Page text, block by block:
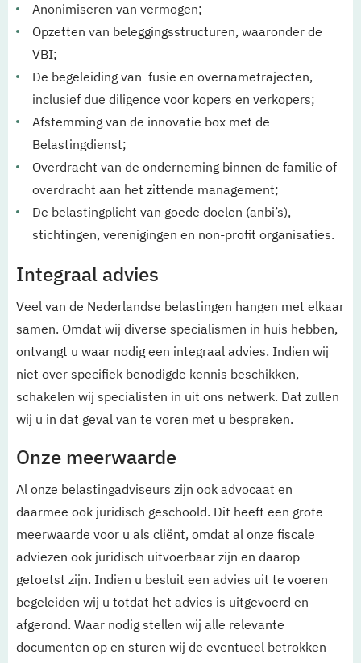
Anonimiseren van vermogen;
Opzetten van beleggingsstructuren, waaronder de
VBI;
De begeleiding van fusie en overnametrajecten,
inclusief due diligence voor kopers en verkopers;
Afstemming van de innovatie box met de
Belastingdienst;
Overdracht van de onderneming binnen de familie of
overdracht aan het zittende management;
De belastingplicht van goede doelen (anbi’s),
stichtingen, verenigingen en non-profit organisaties.
Integraal advies
Veel van de Nederlandse belastingen hangen met elkaar
samen. Omdat wij diverse specialismen in huis hebben,
ontvangt u waar nodig een integraal advies. Indien wij
niet over specifiek benodigde kennis beschikken,
schakelen wij specialisten in uit ons netwerk. Dat zullen
wij u in dat geval van te voren met u bespreken.
Onze meerwaarde
Al onze belastingadviseurs zijn ook advocaat en
daarmee ook juridisch geschoold. Dit heeft een grote
meerwaarde voor u als cliënt, omdat al onze fiscale
adviezen ook juridisch uitvoerbaar zijn en daarop
getoetst zijn. Indien u besluit een advies uit te voeren
begeleiden wij u totdat het advies is uitgevoerd en
afgerond. Waar nodig stellen wij alle relevante
documenten op en sturen wij de eventueel betrokken